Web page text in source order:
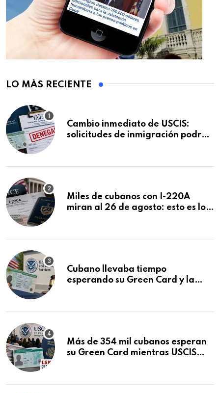
LO MÁS RECIENTE
Cambio inmediato de USCIS:
solicitudes de inmigración podrán
Miles de cubanos con I-220A
miran al 26 de agosto: esto es lo
Cubano llevaba tiempo
esperando su Green Card y la
Más de 354 mil cubanos esperan
su Green Card mientras USCIS